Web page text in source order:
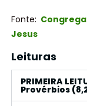
Fonte:
Jesus
Leituras
PRIMEIRA
Provérbios